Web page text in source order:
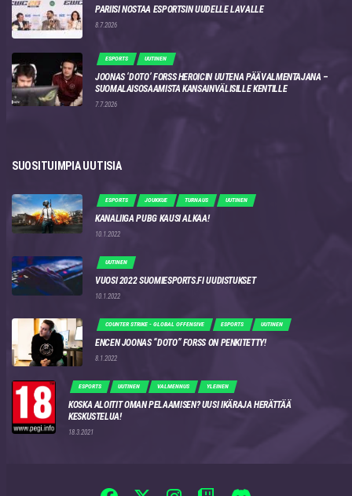
PARIISI NOSTAA ESPORTSIN UUDELLE LAVALLE
8.7.2026
ESPORTS UUTINEN
JOONAS ‘DOTO’ FORSS HEROICIN UUTENA PÄÄVALMENTAJANA –
SUOMALAISOSAAMISTA KANSAINVÄLISILLE KENTILLE
7.7.2026
SUOSITUIMPIA UUTISIA
ESPORTS JOUKKUE TURNAUS UUTINEN
KANALIIGA PUBG KAUSI ALKAA!
10.1.2022
UUTINEN
VUOSI 2022 SUOMIESPORTS.FI UUDISTUKSET
10.1.2022
COUNTER STRIKE - GLOBAL OFFENSIVE ESPORTS UUTINEN
ENCEN JOONAS “DOTO” FORSS ON PENKITETTY!
8.1.2022
ESPORTS UUTINEN VALMENNUS YLEINEN
KOSKA ALOITIT OMAN PELAAMISEN? UUSI IKÄRAJA HERÄTTÄÄ
KESKUSTELUA!
18.3.2021